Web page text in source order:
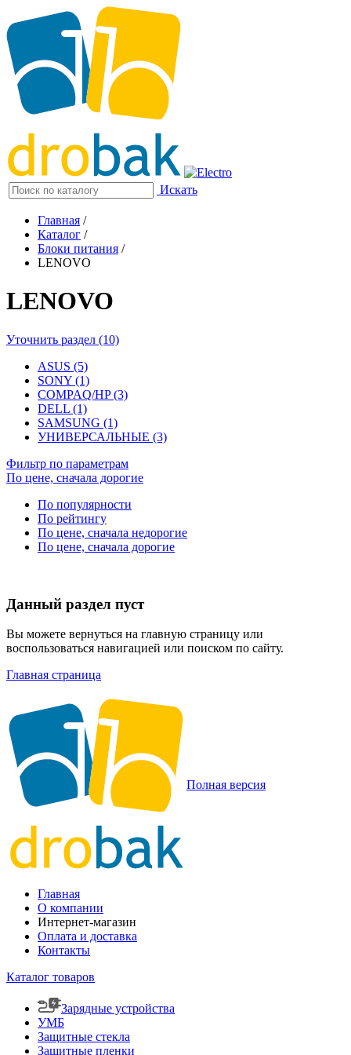
Искать
Главная /
Каталог /
Блоки питания /
LENOVO
LENOVO
Уточнить раздел (10)
ASUS (5)
SONY (1)
COMPAQ/HP (3)
DELL (1)
SAMSUNG (1)
УНИВЕРСАЛЬНЫЕ (3)
Фильтр по параметрам
По цене, сначала дорогие
По популярности
По рейтингу
По цене, сначала недорогие
По цене, сначала дорогие
Данный раздел пуст
Вы можете вернуться на главную страницу или
воспользоваться навигацией или поиском по сайту.
Главная страница
Полная версия
Главная
О компании
Интернет-магазин
Оплата и доставка
Контакты
Каталог товаров
Зарядные устройства
УМБ
Защитные стекла
Защитные пленки